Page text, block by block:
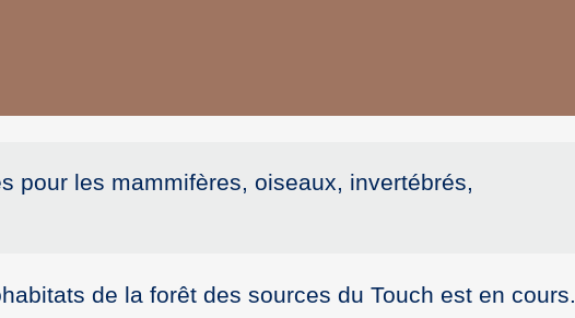
pour les mammifères, oiseaux, invertébrés,
de la forêt des sources du Touch est en cours.